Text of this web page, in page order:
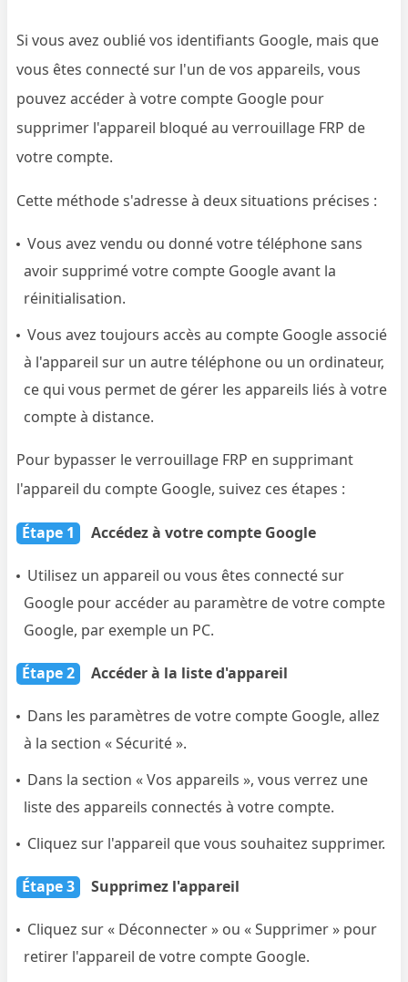
Si vous avez oublié vos identifiants Google, mais que
vous êtes connecté sur l'un de vos appareils, vous
pouvez accéder à votre compte Google pour
supprimer l'appareil bloqué au verrouillage FRP de
votre compte.
Cette méthode s'adresse à deux situations précises :
Vous avez vendu ou donné votre téléphone sans
avoir supprimé votre compte Google avant la
réinitialisation.
Vous avez toujours accès au compte Google associé
à l'appareil sur un autre téléphone ou un ordinateur,
ce qui vous permet de gérer les appareils liés à votre
compte à distance.
Pour bypasser le verrouillage FRP en supprimant
l'appareil du compte Google, suivez ces étapes :
Étape 1 Accédez à votre compte Google
Utilisez un appareil ou vous êtes connecté sur
Google pour accéder au paramètre de votre compte
Google, par exemple un PC.
Étape 2 Accéder à la liste d'appareil
Dans les paramètres de votre compte Google, allez
à la section « Sécurité ».
Dans la section « Vos appareils », vous verrez une
liste des appareils connectés à votre compte.
Cliquez sur l'appareil que vous souhaitez supprimer.
Étape 3 Supprimez l'appareil
Cliquez sur « Déconnecter » ou « Supprimer » pour
retirer l'appareil de votre compte Google.